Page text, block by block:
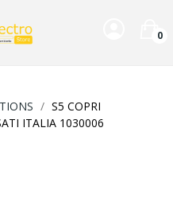
0
S5 COPRI
ITALIA 1030006